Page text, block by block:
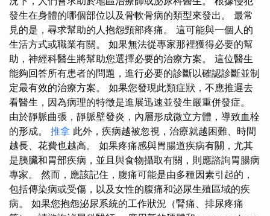
發生在身體的哪個部位以及骨軟骨病的類型來發出。 最常
見的是，尋求幫助的人抱怨頸部疼痛。 這可能與一個人的
生活方式或職業有關。 如果無法從專家那裡獲得必要的幫
助，神經科醫生將幫助您選擇必要的治療方案。 這位醫生
能夠回答所有患者的問題，進行必要的診斷以確認診斷並制
定最有效的治療方案。 如果您發現此類症狀，不應推遲去
看醫生，因為病理的特徵是進展迅速並發生嚴重併發症。
由於靜脈曲張，靜脈壁發炎，內層形成微立方體，導致血栓
的形成。 推拿 此外，疾病越被忽視，治療就越困難、時間
越長、花費也越高。 如果疼痛感與胃腸道疾病有關，尤其
是胰臟和胃部疾病，並且與食物攝取有關，則應諮詢胃腸病
專家。 然而，應該記住，腹痛可能是由多種因素引起的，
包括傳染病或受傷，以及女性的腹痛和泌尿生殖區域的疾
病。 如果您抱怨泌尿系統的工作狀況（腎痛、排尿疼痛